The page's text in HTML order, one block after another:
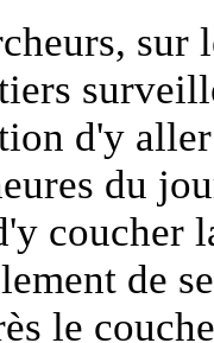
sur
d'y aller
du
coucher
de se
le